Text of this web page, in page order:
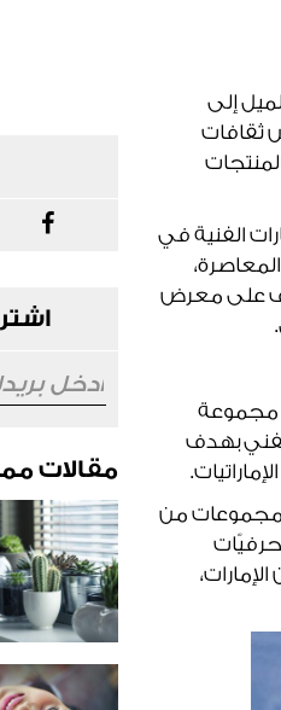
إلى
ثقافات
الفنية في
شرف على معرض
ويكشف مجلس إرثي بهذه المناسبة عن مجموعة منتجاته التي تعرض لأول مرة، إذ يقدم 12 مجموعة
بهدف
مجموعات من
حرفيّات
مقالات